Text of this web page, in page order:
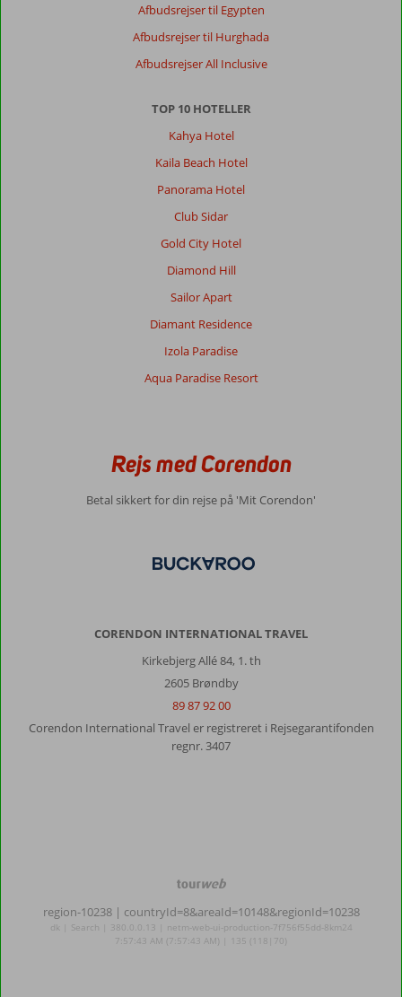
Afbudsrejser til Egypten
Afbudsrejser til Hurghada
Afbudsrejser All Inclusive
TOP 10 HOTELLER
Kahya Hotel
Kaila Beach Hotel
Panorama Hotel
Club Sidar
Gold City Hotel
Diamond Hill
Sailor Apart
Diamant Residence
Izola Paradise
Aqua Paradise Resort
Rejs med Corendon
Betal sikkert for din rejse på 'Mit Corendon'
CORENDON INTERNATIONAL TRAVEL
Kirkebjerg Allé 84, 1. th
2605 Brøndby
89 87 92 00
Corendon International Travel er registreret i Rejsegarantifonden
regnr. 3407
TourWeb
NetMatch
region-10238 | countryId=8&areaId=10148&regionId=10238
dk | Search | 380.0.0.13 | netm-web-ui-production-7f756f55dd-8km24
7:57:43 AM (7:57:43 AM) | 135 (118|70)